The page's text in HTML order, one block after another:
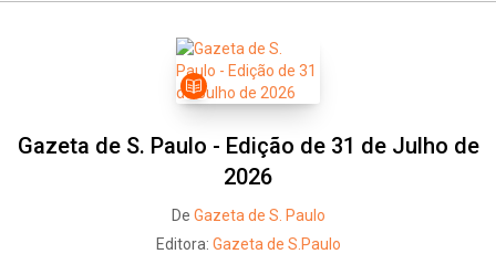
Gazeta de S. Paulo - Edição de 31 de Julho de
2026
De Gazeta de S. Paulo
Editora: Gazeta de S.Paulo